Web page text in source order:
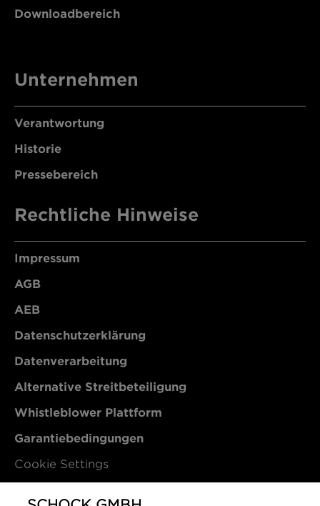
Downloadbereich
Unternehmen
Verantwortung
Historie
Pressebereich
Rechtliche Hinweise
Impressum
AGB
AEB
Datenschutzerklärung
Datenverarbeitung
Alternative Streitbeteiligung
Whistleblower Plattform
Garantiebedingungen
Cookie Settings